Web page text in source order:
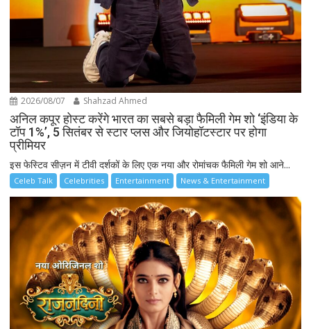
2026/08/07 Shahzad Ahmed
अनिल कपूर होस्ट करेंगे भारत का सबसे बड़ा फैमिली गेम शो ‘इंडिया के
टॉप 1%’, 5 सितंबर से स्टार प्लस और जियोहॉटस्टार पर होगा
प्रीमियर
इस फेस्टिव सीज़न में टीवी दर्शकों के लिए एक नया और रोमांचक फैमिली गेम शो आने...
Celeb Talk Celebrities Entertainment News & Entertainment